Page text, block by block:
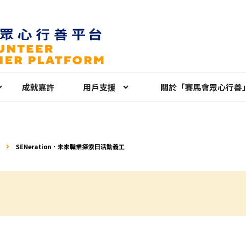
成就嘉許 用戶支援 關於「賽馬會眾心行善」
SENeration．未來職業探索日活動義工